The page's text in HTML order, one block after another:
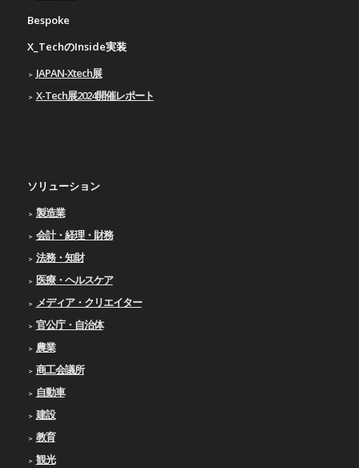
Bespoke
X_TechのInside実装
JAPAN-Xtech展
X-Tech展2024開催レポート
ソリューション
製造業
会計・経理・財務
法務・知財
医療・ヘルスケア
メディア・クリエイター
官公庁・自治体
農業
商工会議所
自動車
建設
教育
観光